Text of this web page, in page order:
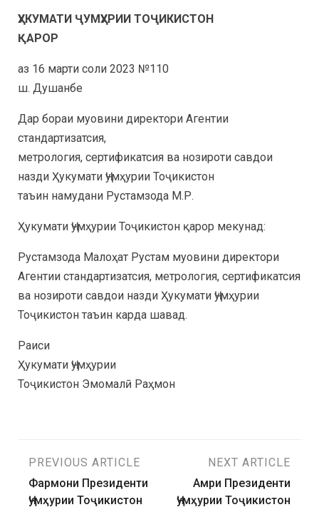
ҲУКУМАТИ ҶУМҲУРИИ ТОҶИКИСТОН
ҚАРОР
аз 16 марти соли 2023 №110
ш. Душанбе
Дар бораи муовини директори Агентии
стандартизатсия,
метрология, сертификатсия ва нозироти савдои
назди Ҳукумати Ҷумҳурии Тоҷикистон
таъин намудани Рустамзода М.Р.
Ҳукумати Ҷумҳурии Тоҷикистон қарор мекунад:
Рустамзода Малоҳат Рустам муовини директори
Агентии стандартизатсия, метрология, сертификатсия
ва нозироти савдои назди Ҳукумати Ҷумҳурии
Тоҷикистон таъин карда шавад.
Раиси
Ҳукумати Ҷумҳурии
Тоҷикистон Эмомалӣ Раҳмон
PREVIOUS ARTICLE
Фармони Президенти
Ҷумҳурии Тоҷикистон
NEXT ARTICLE
Амри Президенти
Ҷумҳурии Тоҷикистон